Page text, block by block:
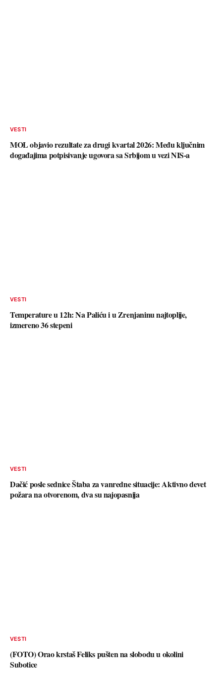
VESTI
MOL objavio rezultate za drugi kvartal 2026: Među ključnim
događajima potpisivanje ugovora sa Srbijom u vezi NIS-a
VESTI
Temperature u 12h: Na Paliću i u Zrenjaninu najtoplije,
izmereno 36 stepeni
VESTI
Dačić posle sednice Štaba za vanredne situacije: Aktivno devet
požara na otvorenom, dva su najopasnija
VESTI
(FOTO) Orao krstaš Feliks pušten na slobodu u okolini
Subotice